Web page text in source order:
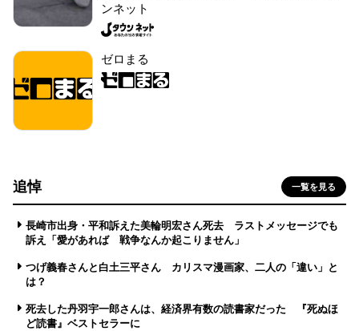
ンネット
ゼロまる
追悼 一覧を見る
長崎市出身・平和訴えた美輪明宏さん死去 ラストメッセージでも
訴え「愛があれば 戦争なんか起こりません」
つげ義春さんと白土三平さん カリスマ漫画家、二人の「違い」と
は？
死去した丹羽宇一郎さんは、経済界有数の読書家だった 『死ぬほ
ど読書』ベストセラーに